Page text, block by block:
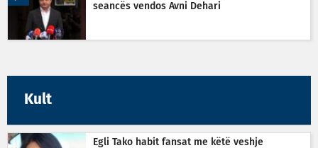
seancës vendos Avni Dehari
Kult
Egli Tako habit fansat me këtë veshje